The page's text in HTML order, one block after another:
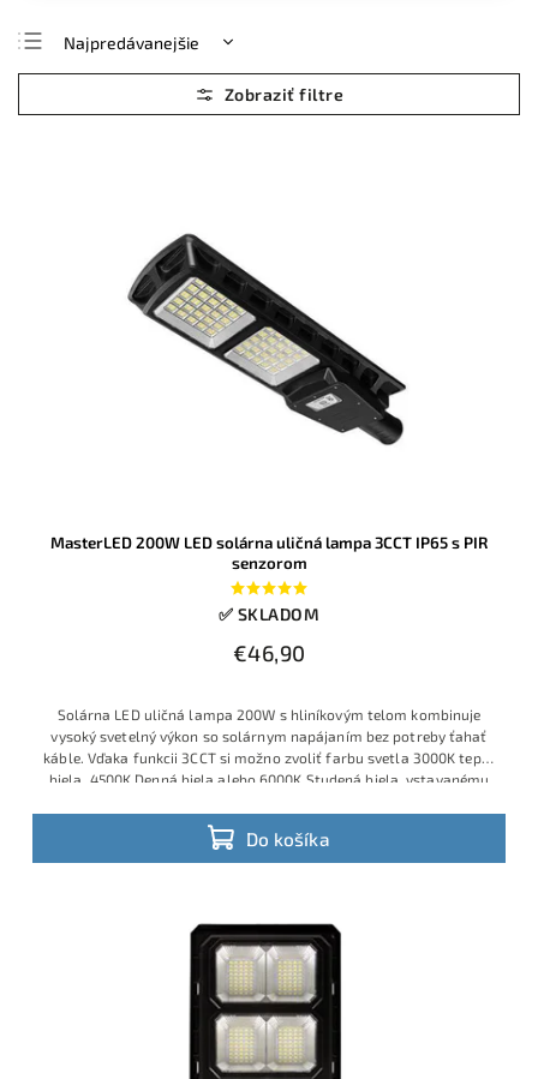
Najpredávanejšie
Najlacnejšie
Najdrahšie
MasterLED 200W LED solárna uličná lampa 3CCT IP65 s PIR
senzorom
✅ SKLADOM
€46,90
Do košíka
Solárna LED uličná lampa 200W s hliníkovým telom kombinuje
vysoký svetelný výkon so solárnym napájaním bez potreby ťahať
káble. Vďaka funkcii 3CCT si možno zvoliť farbu svetla 3000K teplá
biela, 4500K Denná biela alebo 6000K Studená biela, vstavanému